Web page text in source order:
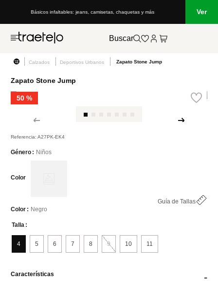
Básicos infaltables: jeans, camisetas, chaquetas y más Ver
Buscar
Calzados Deportivos Urbanos Zapato Stone Jump
Zapato Stone Jump
50 %
Referencia:A27PK-EK4
Género Niños
Color
Guía de Tallas
Color
Negro
Talla
4 5 6 7 8 9 10 11
Características -